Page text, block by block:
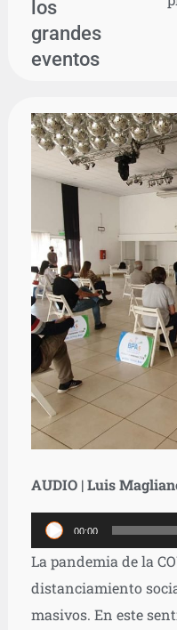
los
grandes
eventos
AUDIO | Luis
Reproductor
de
audio
00:00
La pandemia de la
distanciamiento
masivos. En este